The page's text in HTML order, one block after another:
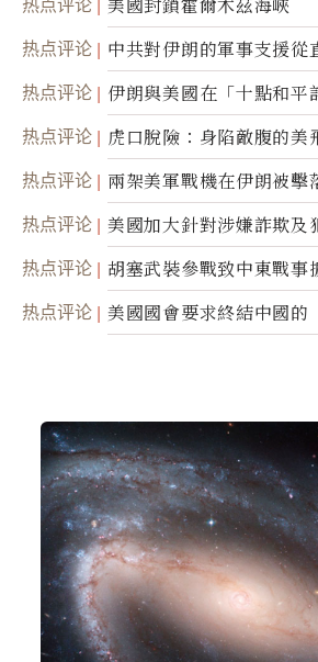
热点评论
中共對伊朗的軍事支援從
間接技術轉讓
热点评论 伊朗與美國在「十點和平
热点评论 虎口脫險：身陷敵腹的美
热点评论
兩架美軍戰機在伊朗被擊
蹤
热点评论
美國加大針對涉嫌詐欺及
民權力度
热点评论
胡塞武裝參戰致中東戰事
面入侵的可能性
热点评论 美國國會要求終結中國